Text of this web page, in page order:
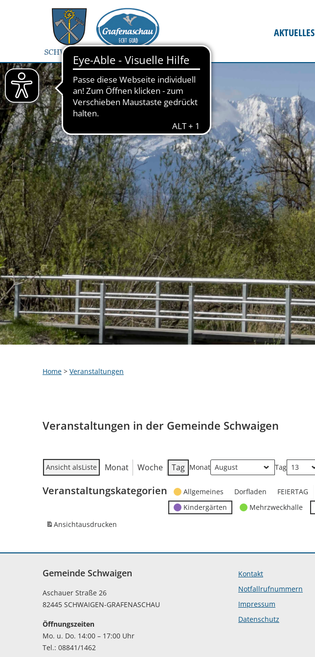
AKTUELLES
Home > Veranstaltungen
Veranstaltungen in der Gemeinde Schwaigen
Ansicht alsListe Monat Woche Tag Monat Tag
Veranstaltungskategorien Allgemeines Dorfladen FEIERTAG
Kindergärten
Mehrzweckhalle
Ansichtausdrucken
Gemeinde Schwaigen
Aschauer Straße 26
82445 SCHWAIGEN-GRAFENASCHAU
Öffnungszeiten
Mo. u. Do. 14:00 – 17:00 Uhr
Tel.: 08841/1462
Kontakt
Notfallrufnummern
Impressum
Datenschutz